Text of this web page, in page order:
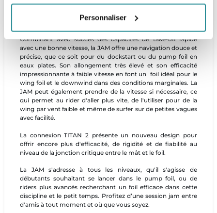
Personnaliser
ont été conçues pour offrir une bonne maniabilité relative; la
JAM n'est donc pas seulement une machine à pumping,
mais aussi un foil agréable en navigation.
Combinant avec succès des capacités de take-off rapide
avec une bonne vitesse, la JAM offre une navigation douce et
précise, que ce soit pour du dockstart ou du pump foil en
eaux plates. Son allongement très élevé et son efficacité
impressionnante à faible vitesse en font un foil idéal pour le
wing foil et le downwind dans des conditions marginales. La
JAM peut également prendre de la vitesse si nécessaire, ce
qui permet au rider d'aller plus vite, de l'utiliser pour de la
wing par vent faible et même de surfer sur de petites vagues
avec facilité.
La connexion TITAN 2 présente un nouveau design pour
offrir encore plus d'efficacité, de rigidité et de fiabilité au
niveau de la jonction critique entre le mât et le foil.
La JAM s'adresse à tous les niveaux, qu'il s'agisse de
débutants souhaitant se lancer dans le pump foil, ou de
riders plus avancés recherchant un foil efficace dans cette
discipline et le petit temps. Profitez d’une session jam entre
d'amis à tout moment et où que vous soyez.